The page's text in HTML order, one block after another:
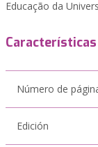
Educação da
Características
Número de
Edición